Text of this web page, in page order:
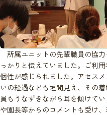
所属ユニットの先輩職員の協
っかりと伝えていました。ご利
個性が感じられました。アセス
いの経過なども垣間見え、その
員もうなずきながら耳を傾けて
や園長等からのコメントも受け、